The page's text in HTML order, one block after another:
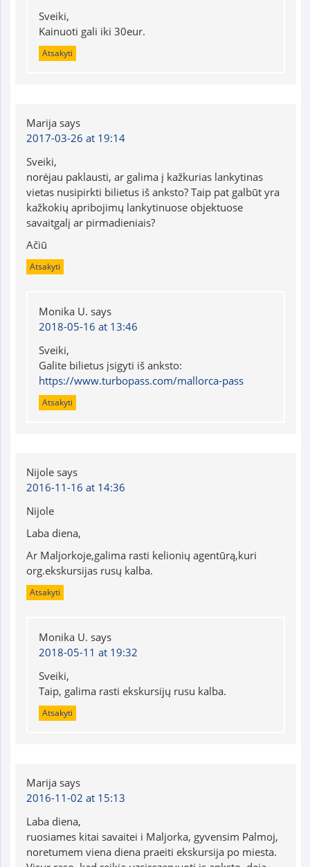
Sveiki,
Kainuoti gali iki 30eur.
Atsakyti
Marija says
2017-03-26 at 19:14
Sveiki,
norėjau paklausti, ar galima į kažkurias lankytinas
vietas nusipirkti bilietus iš anksto? Taip pat galbūt yra
kažkokių apribojimų lankytinuose objektuose
savaitgalį ar pirmadieniais?
Ačiū
Atsakyti
Monika U. says
2018-05-16 at 13:46
Sveiki,
Galite bilietus įsigyti iš anksto:
https://www.turbopass.com/mallorca-pass
Atsakyti
Nijole says
2016-11-16 at 14:36
Nijole
Laba diena,
Ar Maljorkoje,galima rasti kelionių agentūrą,kuri
org.ekskursijas rusų kalba.
Atsakyti
Monika U. says
2018-05-11 at 19:32
Sveiki,
Taip, galima rasti ekskursijų rusu kalba.
Atsakyti
Marija says
2016-11-02 at 15:13
Laba diena,
ruosiames kitai savaitei i Maljorka, gyvensim Palmoj,
noretumem viena diena praeiti ekskursija po miesta.